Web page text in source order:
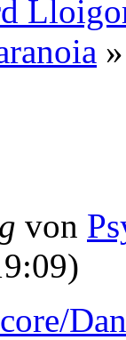
von